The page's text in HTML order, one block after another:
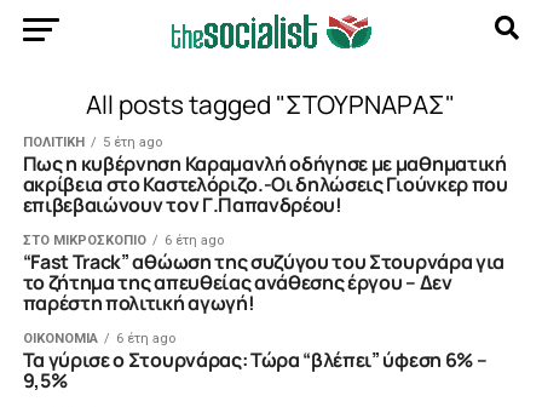
All posts tagged "ΣΤΟΥΡΝΑΡΑΣ"
ΠΟΛΙΤΙΚΗ 5 έτη ago
Πως η κυβέρνηση Καραμανλή οδήγησε με μαθηματική
ακρίβεια στο Καστελόριζο.-Οι δηλώσεις Γιούνκερ που
επιβεβαιώνουν τον Γ.Παπανδρέου!
ΣΤΟ ΜΙΚΡΟΣΚΟΠΙΟ 6 έτη ago
“Fast Track” αθώωση της συζύγου του Στουρνάρα για
το ζήτημα της απευθείας ανάθεσης έργου – Δεν
παρέστη πολιτική αγωγή!
ΟΙΚΟΝΟΜΙΑ 6 έτη ago
Τα γύρισε ο Στουρνάρας: Τώρα “βλέπει” ύφεση 6% –
9,5%